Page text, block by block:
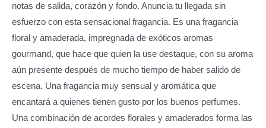
notas de salida, corazón y fondo. Anuncia tu llegada sin
esfuerzo con esta sensacional fragancia. Es una fragancia
floral y amaderada, impregnada de exóticos aromas
gourmand, que hace que quien la use destaque, con su aroma
aún presente después de mucho tiempo de haber salido de
escena. Una fragancia muy sensual y aromática que
encantará a quienes tienen gusto por los buenos perfumes.
Una combinación de acordes florales y amaderados forma las